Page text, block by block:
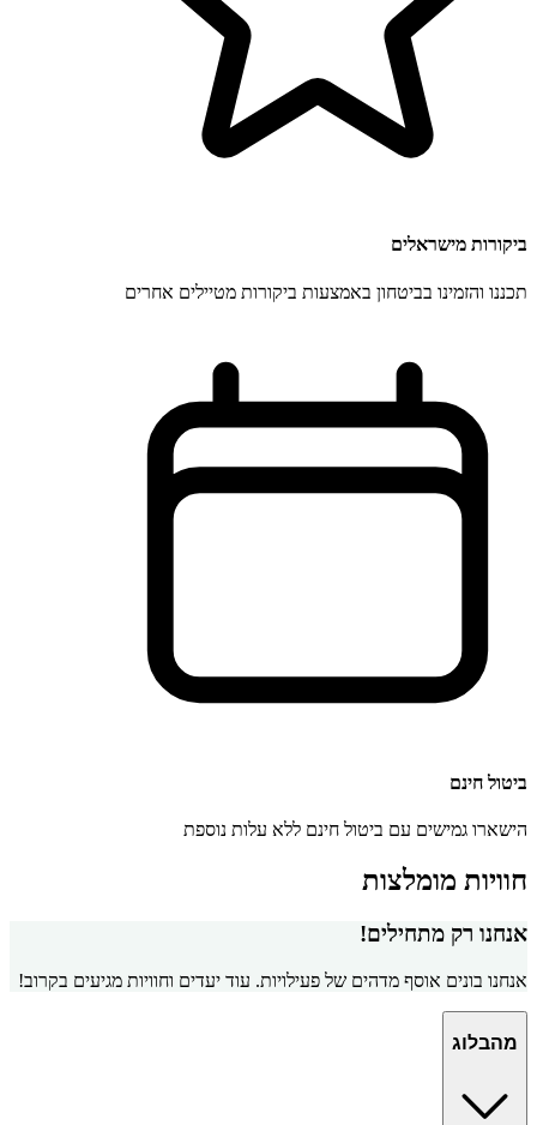
ביקורות מישראלים
תכננו והזמינו בביטחון באמצעות ביקורות מטיילים אחרים
ביטול חינם
הישארו גמישים עם ביטול חינם ללא עלות נוספת
חוויות מומלצות
אנחנו רק מתחילים!
אנחנו בונים אוסף מדהים של פעילויות. עוד יעדים וחוויות מגיעים בקרוב!
מהבלוג